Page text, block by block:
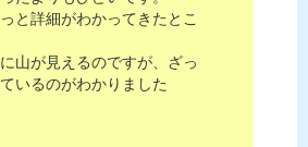
と詳細がわかってきたとこ
山が見えるのですが、ざっ
いるのがわかりました